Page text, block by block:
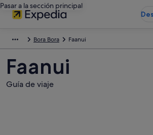
Pasar a la sección principal
Bora Bora Faanui
Faanui
Guía de viaje